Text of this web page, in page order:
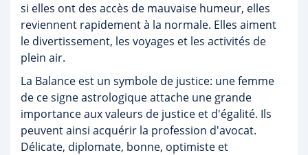
si elles ont des accès de mauvaise humeur, elles
reviennent rapidement à la normale. Elles aiment
le divertissement, les voyages et les activités de
plein air.
La Balance est un symbole de justice: une femme
de ce signe astrologique attache une grande
importance aux valeurs de justice et d'égalité. Ils
peuvent ainsi acquérir la profession d'avocat.
Délicate, diplomate, bonne, optimiste et